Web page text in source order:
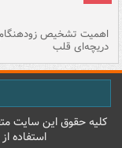
اهمیت تشخیص
دریچه‌ای قلب
کليه حقوق اين سايت
استفاده